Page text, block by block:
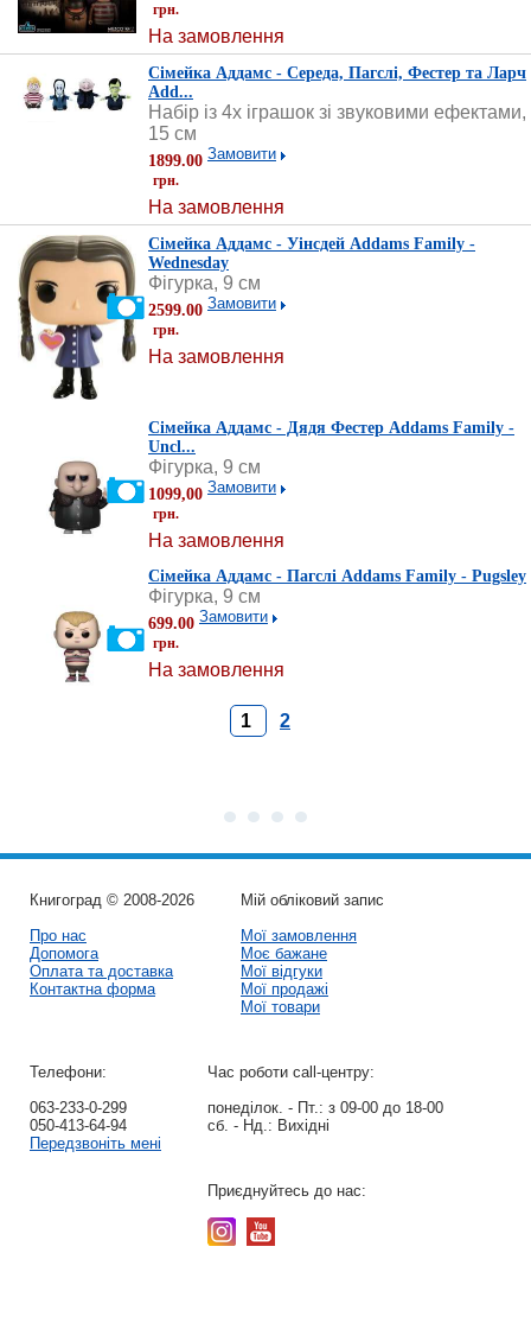
грн.
На замовлення
Сімейка Аддамс - Середа, Пагслі, Фестер та Ларч
Add...
Набір із 4х іграшок зі звуковими ефектами,
15 см
1899.00
грн.
Замовити
На замовлення
Сімейка Аддамс - Уінсдей Addams Family -
Wednesday
Фігурка, 9 см
2599.00
грн.
Замовити
На замовлення
Сімейка Аддамс - Дядя Фестер Addams Family -
Uncl...
Фігурка, 9 см
1099,00
грн.
Замовити
На замовлення
Сімейка Аддамс - Пагслі Addams Family - Pugsley
Фігурка, 9 см
699.00
грн.
Замовити
На замовлення
1 2
Книгоград © 2008-2026
Про нас
Допомога
Оплата та доставка
Контактна форма
Мій обліковий запис
Мої замовлення
Моє бажане
Мої відгуки
Мої продажі
Мої товари
Телефони:
063-233-0-299
050-413-64-94
Передзвоніть мені
Час роботи call-центру:
понеділок. - Пт.: з 09-00 до 18-00
сб. - Нд.: Вихідні
Приєднуйтесь до нас: